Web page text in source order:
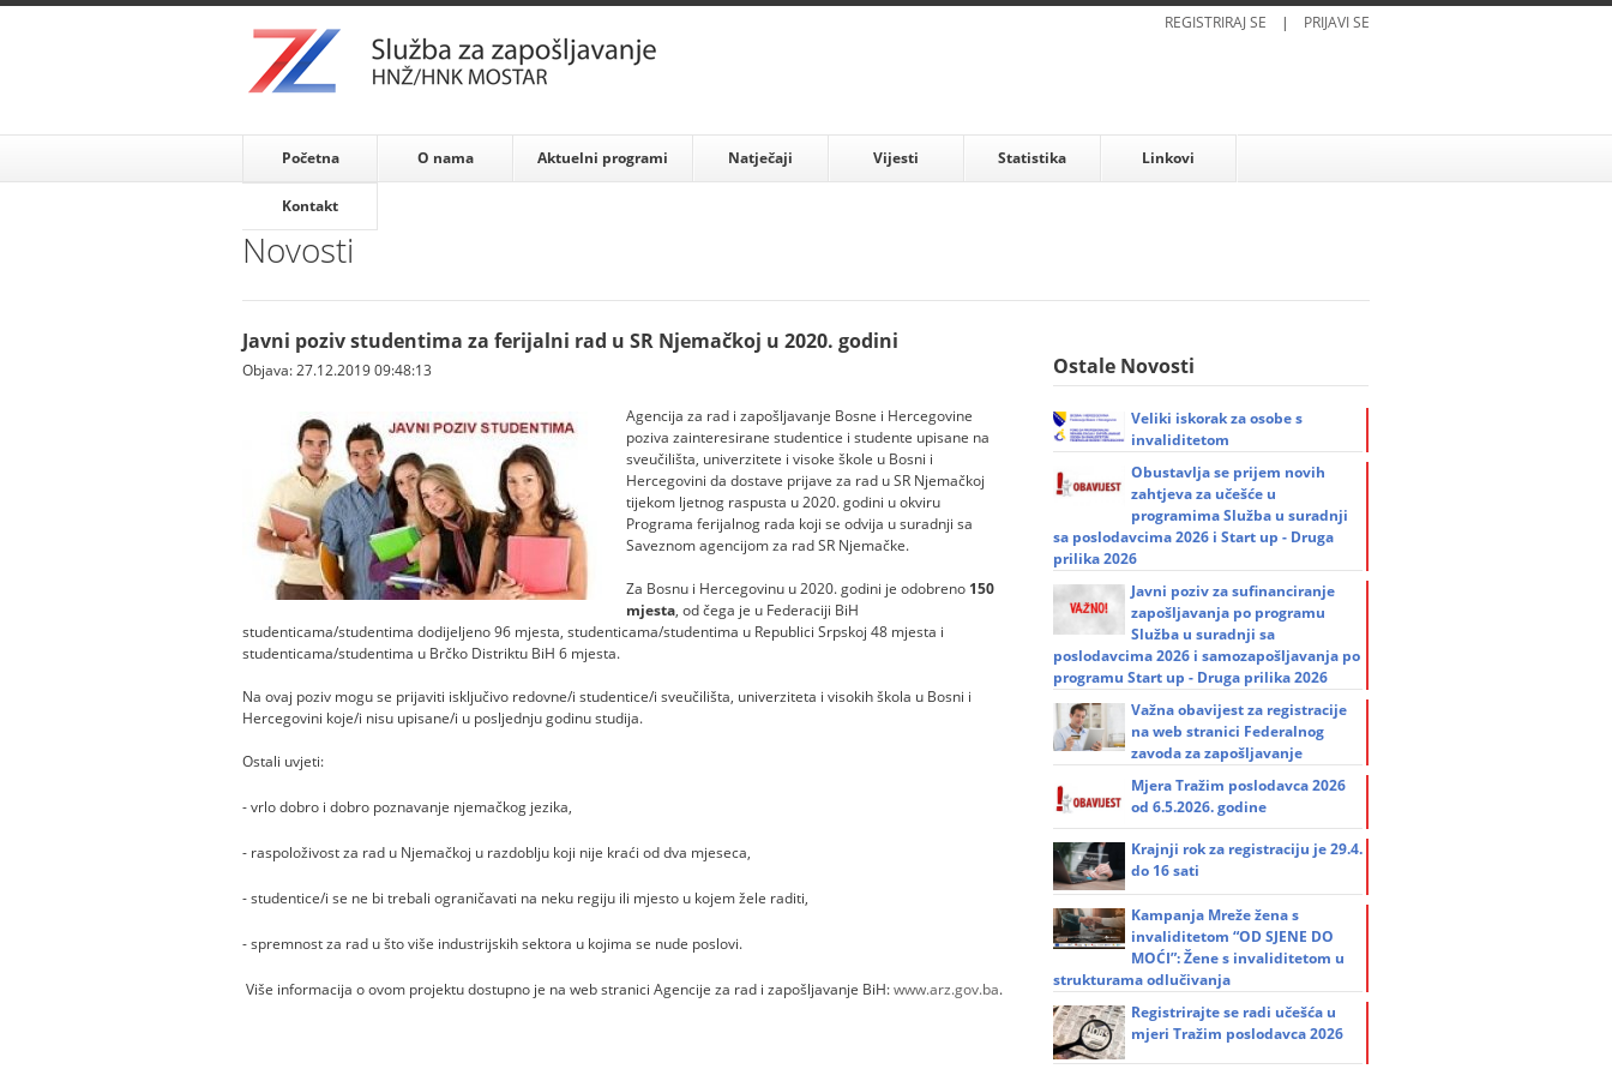
REGISTRIRAJ SE | PRIJAVI SE
Početna O nama Aktuelni programi Natječaji Vijesti Statistika Linkovi
Kontakt
Novosti
Javni poziv studentima za ferijalni rad u SR Njemačkoj u 2020. godini
Objava: 27.12.2019 09:48:13
Agencija za rad i zapošljavanje Bosne i Hercegovine
poziva zainteresirane studentice i studente upisane na
sveučilišta, univerzitete i visoke škole u Bosni i
Hercegovini da dostave prijave za rad u SR Njemačkoj
tijekom ljetnog raspusta u 2020. godini u okviru
Programa ferijalnog rada koji se odvija u suradnji sa
Saveznom agencijom za rad SR Njemačke.
Za Bosnu i Hercegovinu u 2020. godini je odobreno 150
mjesta, od čega je u Federaciji BiH
studenticama/studentima dodijeljeno 96 mjesta, studenticama/studentima u Republici Srpskoj 48 mjesta i
studenticama/studentima u Brčko Distriktu BiH 6 mjesta.
Na ovaj poziv mogu se prijaviti isključivo redovne/i studentice/i sveučilišta, univerziteta i visokih škola u Bosni i
Hercegovini koje/i nisu upisane/i u posljednju godinu studija.
Ostali uvjeti:
- vrlo dobro i dobro poznavanje njemačkog jezika,
- raspoloživost za rad u Njemačkoj u razdoblju koji nije kraći od dva mjeseca,
- studentice/i se ne bi trebali ograničavati na neku regiju ili mjesto u kojem žele raditi,
- spremnost za rad u što više industrijskih sektora u kojima se nude poslovi.
Više informacija o ovom projektu dostupno je na web stranici Agencije za rad i zapošljavanje BiH:www.arz.gov.ba.
Ostale Novosti
Veliki iskorak za osobe s
invaliditetom
Obustavlja se prijem novih
zahtjeva za učešće u
programima Služba u suradnji
sa poslodavcima 2026 i Start up - Druga
prilika 2026
Javni poziv za sufinanciranje
zapošljavanja po programu
Služba u suradnji sa
poslodavcima 2026 i samozapošljavanja po
programu Start up - Druga prilika 2026
Važna obavijest za registracije
na web stranici Federalnog
zavoda za zapošljavanje
Mjera Tražim poslodavca 2026
od 6.5.2026. godine
Krajnji rok za registraciju je 29.4.
do 16 sati
Kampanja Mreže žena s
invaliditetom “OD SJENE DO
MOĆI”: Žene s invaliditetom u
strukturama odlučivanja
Registrirajte se radi učešća u
mjeri Tražim poslodavca 2026